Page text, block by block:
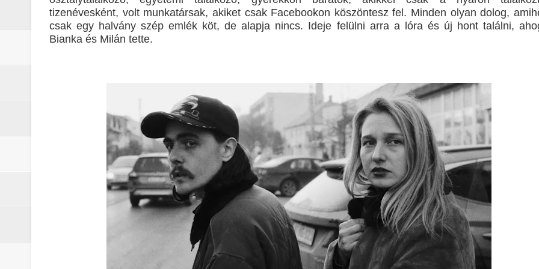
tizenévesként, volt munkatársak, akiket csak Facebookon köszöntesz fel. Minden olyan dolog,
csak egy halvány szép emlék köt, de alapja nincs. Ideje felülni arra a lóra és új hont találni,
Bianka és Milán tette.